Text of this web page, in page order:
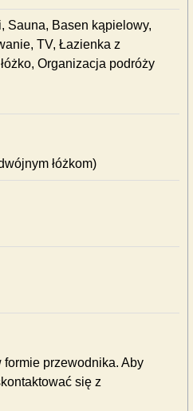
Sauna, Basen kąpielowy,
TV, Łazienka z
Organizacja podróży
łóżkom)
przewodnika. Aby
się z